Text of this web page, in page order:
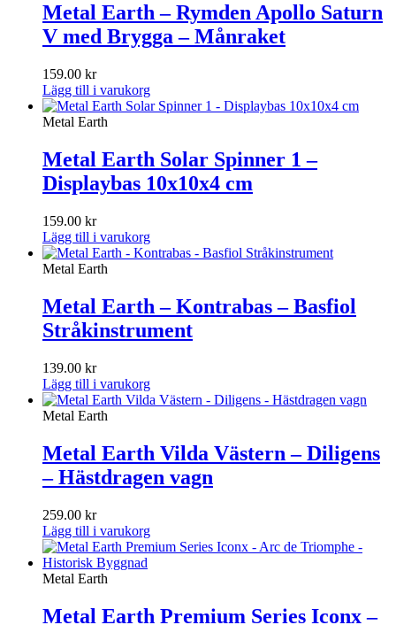
Metal Earth – Rymden Apollo Saturn
V med Brygga – Månraket
159.00 kr
Lägg till i varukorg
Metal Earth
Metal Earth Solar Spinner 1 –
Displaybas 10x10x4 cm
159.00 kr
Lägg till i varukorg
Metal Earth
Metal Earth – Kontrabas – Basfiol
Stråkinstrument
139.00 kr
Lägg till i varukorg
Metal Earth
Metal Earth Vilda Västern – Diligens
– Hästdragen vagn
259.00 kr
Lägg till i varukorg
Metal Earth
Metal Earth Premium Series Iconx –